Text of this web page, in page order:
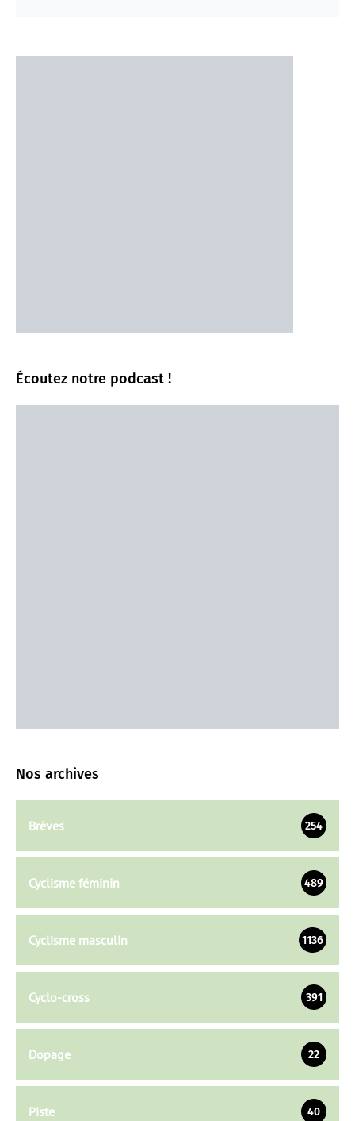
Écoutez notre podcast !
Nos archives
Brèves 254
Cyclisme féminin 489
Cyclisme masculin 1136
Cyclo-cross 391
Dopage 22
Piste 40